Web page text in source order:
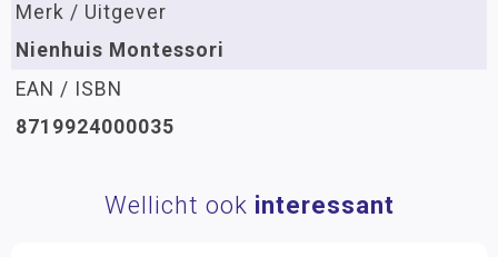
Merk / Uitgever
Nienhuis Montessori
EAN / ISBN
8719924000035
Wellicht ook interessant